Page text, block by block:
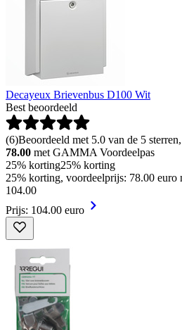
Decayeux Brievenbus D100 Wit
Best beoordeeld
(6)Beoordeeld met 5.0 van de 5
78.00 met GAMMA Voordeelpas
25% korting25% korting
25% korting, voordeelprijs: 78.00
104.00
Prijs: 104.00 euro